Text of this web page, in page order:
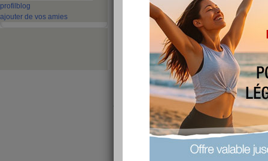
profil blog
ajouter de vos amies
Zou une nouvelle semaine,
ici la pluie depuis ce matin,
bien dormi,
Pour cruella 700gr en moins,
je vous laisse je vous souhaite
Bizz@++